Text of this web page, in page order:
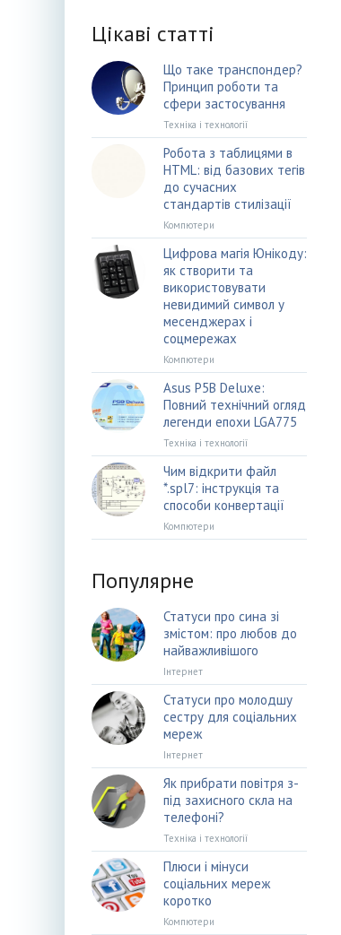
Цікаві статті
Що таке транспондер?
Принцип роботи та
сфери застосування
Техніка і технології
Робота з таблицями в
HTML: від базових тегів
до сучасних
стандартів стилізації
Компютери
Цифрова магія Юнікоду:
як створити та
використовувати
невидимий символ у
месенджерах і
соцмережах
Компютери
Asus P5B Deluxe:
Повний технічний огляд
легенди епохи LGA775
Техніка і технології
Чим відкрити файл
*.spl7: інструкція та
способи конвертації
Компютери
Популярне
Статуси про сина зі
змістом: про любов до
найважливішого
Інтернет
Статуси про молодшу
сестру для соціальних
мереж
Інтернет
Як прибрати повітря з-
під захисного скла на
телефоні?
Техніка і технології
Плюси і мінуси
соціальних мереж
коротко
Компютери